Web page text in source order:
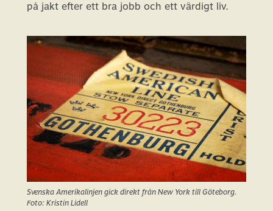
på jakt efter ett bra jobb och ett värdigt liv.
Svenska Amerikalinjen gick direkt från New York till Göteborg.
Foto: Kristin Lidell